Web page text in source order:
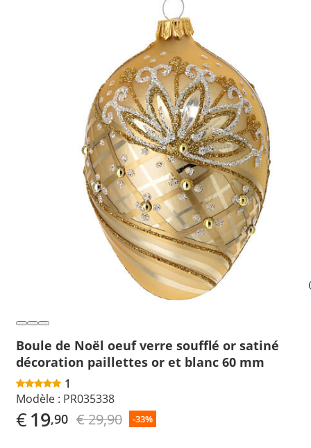
Boule de Noël oeuf verre soufflé or satiné
décoration paillettes or et blanc 60 mm
1
Modèle : PR035338
€19,90 € 29,90 -33%